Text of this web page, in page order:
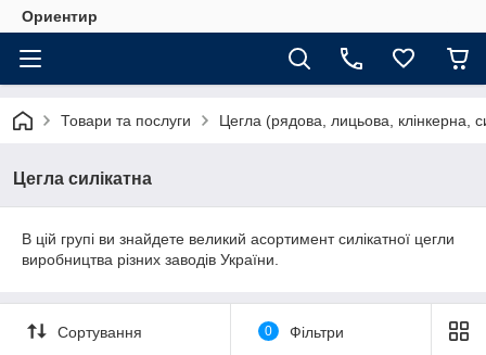
Ориентир
Товари та послуги Цегла (рядова, лицьова, клінкерна,
Цегла силікатна
В цій групі ви знайдете великий асортимент силікатної цегли
виробництва різних заводів України.
Сортування 0 Фільтри